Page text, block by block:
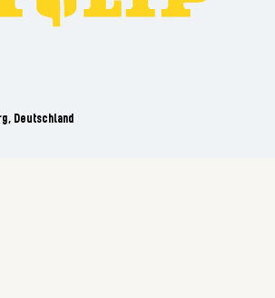
Deutschland